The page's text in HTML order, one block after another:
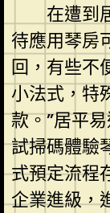
在遭到
待應用琴房
回，有些不
小法式，特
款。”居平
試掃碼體驗
式預定流程
企業進級，